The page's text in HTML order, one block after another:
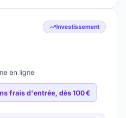
Investissement
en ligne
frais d'entrée, dès 100 €